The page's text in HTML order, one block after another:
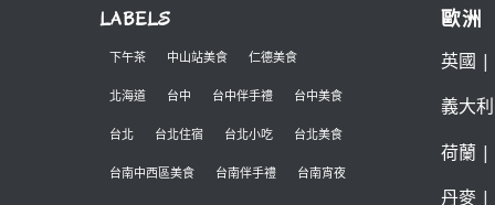
LABELS
下午茶 中山站美食 仁德美食
北海道 台中 台中伴手禮 台中美食
台北 台北住宿 台北小吃 台北美食
台南中西區美食 台南伴手禮 台南宵夜
歐洲
英國 |
義大利
荷蘭|
丹麥|